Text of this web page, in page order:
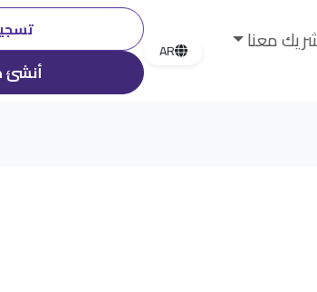
معنا AR
أنشئ